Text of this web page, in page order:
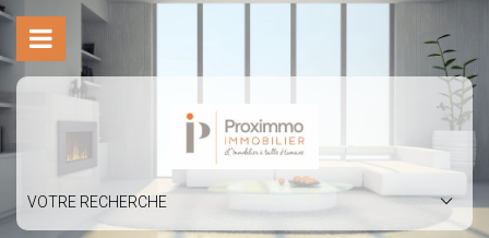
VOTRE RECHERCHE